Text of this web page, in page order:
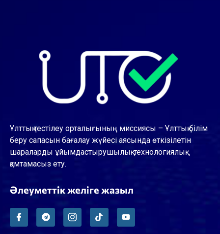
Ұлттық тестілеу орталығының миссиясы – Ұлттық білім
беру сапасын бағалау жүйесі аясында өткізілетін
шараларды ұйымдастырушылық-технологиялық
қамтамасыз ету.
Әлеуметтік желіге жазыл